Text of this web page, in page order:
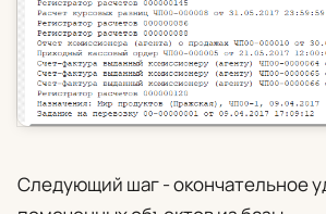
Следующий шаг - окончательное